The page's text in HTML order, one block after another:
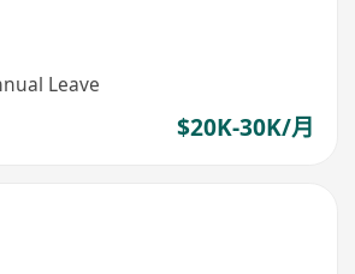
Leave
$20K-30K/月